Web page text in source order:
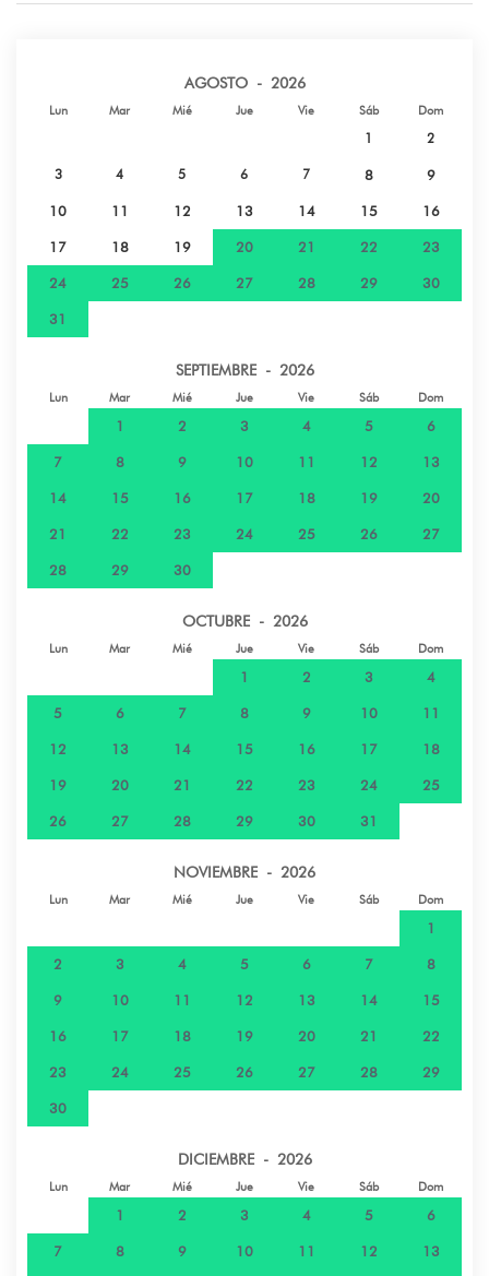
AGOSTO - 2026
Lun Mar Mié Jue Vie Sáb Dom
1 2
3 4 5 6 7 8 9
10 11 12 13 14 15 16
17 18 19 20 21 22 23
24 25 26 27 28 29 30
31
SEPTIEMBRE - 2026
Lun Mar Mié Jue Vie Sáb Dom
1 2 3 4 5 6
7 8 9 10 11 12 13
14 15 16 17 18 19 20
21 22 23 24 25 26 27
28 29 30
OCTUBRE - 2026
Lun Mar Mié Jue Vie Sáb Dom
1 2 3 4
5 6 7 8 9 10 11
12 13 14 15 16 17 18
19 20 21 22 23 24 25
26 27 28 29 30 31
NOVIEMBRE - 2026
Lun Mar Mié Jue Vie Sáb Dom
1
2 3 4 5 6 7 8
9 10 11 12 13 14 15
16 17 18 19 20 21 22
23 24 25 26 27 28 29
30
DICIEMBRE - 2026
Lun Mar Mié Jue Vie Sáb Dom
1 2 3 4 5 6
7 8 9 10 11 12 13